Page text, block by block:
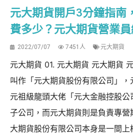
元大期貨開戶3分鐘指南
費多少？元大期貨營業
2022/07/07 7451人 元大期貨
元大期貨 01. 元大期貨 元大期貨
叫作「元大期貨股份有限公司」
元祖級龍頭大佬「元大金融控股
子公司，而元大期貨則是負責專
大期貨股份有限公司本身是一間